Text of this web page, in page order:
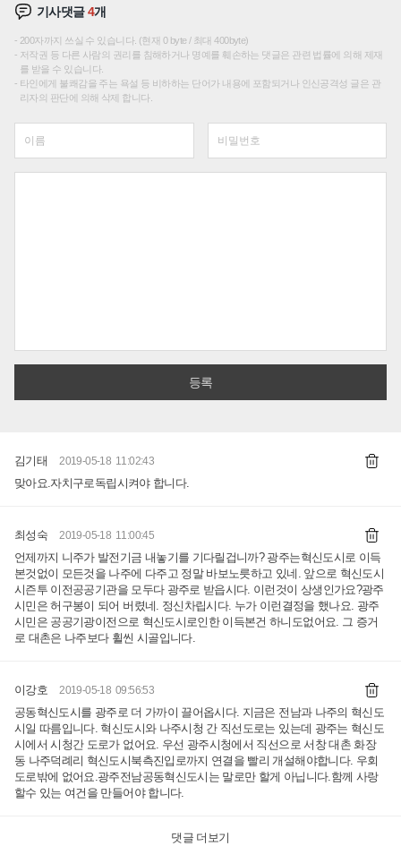
기사댓글4개
200자까지 쓰실 수 있습니다. (현재 0 byte / 최대 400byte)
저작권 등 다른 사람의 권리를 침해하거나 명예를 훼손하는 댓글은 관련 법률에 의해 제재
를 받을 수 있습니다.
타인에게 불쾌감을 주는 욕설 등 비하하는 단어가 내용에 포함되거나 인신공격성 글은 관
리자의 판단에 의해 삭제 합니다.
김기태 2019-05-18 11:02:43
맞아요.자치구로독립시켜야 합니다.
최성숙 2019-05-18 11:00:45
언제까지 니주가 발전기금 내놓기를 기다릴겁니까? 광주는혁신도시로 이득
본것없이 모든것을 나주에 다주고 정말 바보노릇하고 있네. 앞으로 혁신도시
시즌투 이전공공기관을 모두다 광주로 받읍시다. 이런것이 상생인가요?광주
시민은 허구봉이 되어 버렸네. 정신차립시다. 누가 이런결정을 했나요. 광주
시민은 공공기광이전으로 혁신도시로인한 이득본건 하니도없어요. 그 증거
로 대촌은 나주보다 휠씬 시골입니다.
이강호 2019-05-18 09:56:53
공동혁신도시를 광주로 더 가까이 끌어옵시다. 지금은 전남과 나주의 혁신도
시일 따름입니다. 혁신도시와 나주시청 간 직선도로는 있는데 광주는 혁신도
시에서 시청간 도로가 없어요. 우선 광주시청에서 직선으로 서창 대촌 화장
동 나주덕례리 혁신도시북측진입로까지 연결을 빨리 개설해야합니다. 우회
도로밖에 없어요.광주전남공동혁신도시는 말로만 할게 아닙니다.함께 사랑
할수 있는 여건을 만들어야 합니다.
댓글 더보기